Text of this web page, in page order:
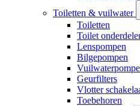
Toiletten & vuilwater
Toiletten
Toilet
Lenspompen
Bilgepompen
Geurfilters
Vlotter
Toebehoren